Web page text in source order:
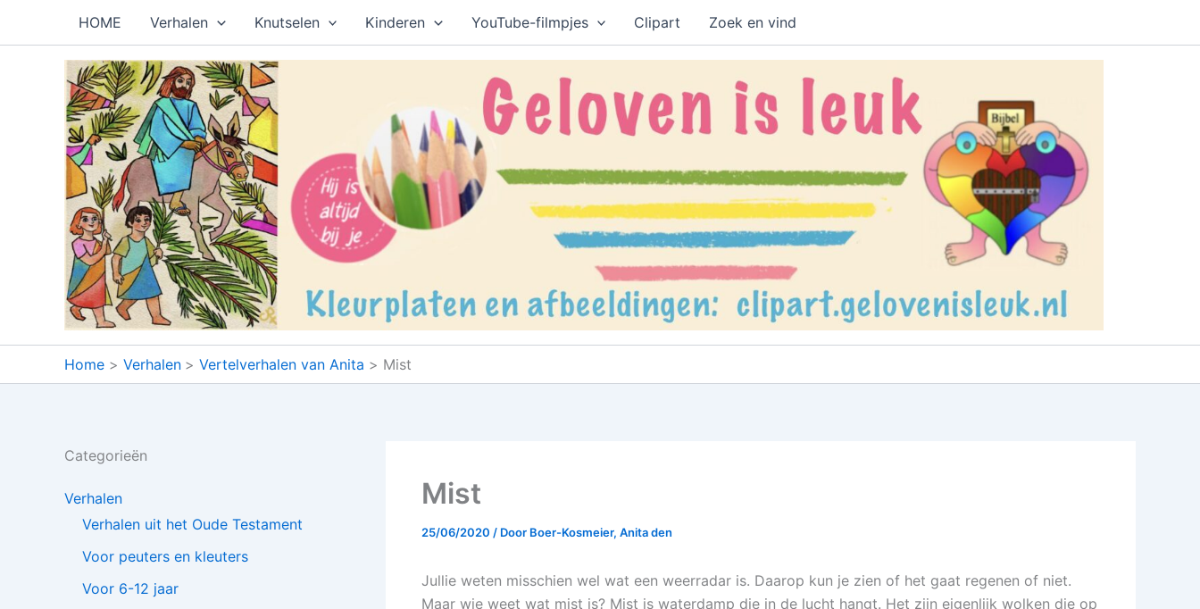
HOME Verhalen Knutselen Kinderen YouTube-filmpjes Clipart Zoek en vind
Home Verhalen Vertelverhalen van Anita Mist
Categorieën
Verhalen
Verhalen uit het Oude Testament
Voor peuters en kleuters
Voor 6-12 jaar
Mist
25/06/2020 / Door Boer-Kosmeier, Anita den
Jullie weten misschien wel wat een weerradar is. Daarop kun je zien of het gaat regenen of niet.
Maar wie weet wat mist is? Mist is waterdamp die in de lucht hangt. Het zijn eigenlijk wolken die op